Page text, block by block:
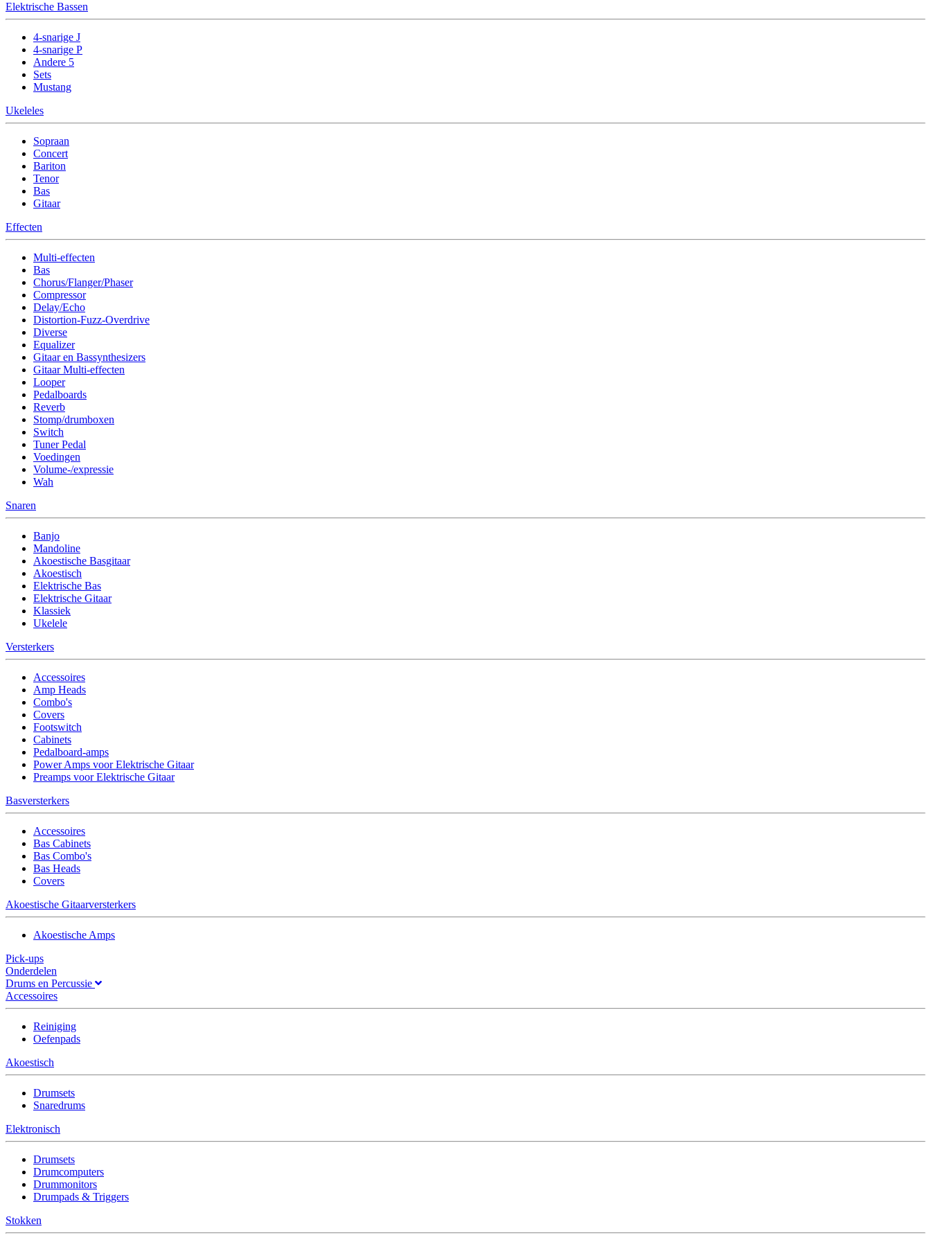
Elektrische Bassen
4-snarige J
4-snarige P
Andere 5
Sets
Mustang
Ukeleles
Sopraan
Concert
Bariton
Tenor
Bas
Gitaar
Effecten
Multi-effecten
Bas
Chorus/Flanger/Phaser
Compressor
Delay/Echo
Distortion-Fuzz-Overdrive
Diverse
Equalizer
Gitaar en Bassynthesizers
Gitaar Multi-effecten
Looper
Pedalboards
Reverb
Stomp/drumboxen
Switch
Tuner Pedal
Voedingen
Volume-/expressie
Wah
Snaren
Banjo
Mandoline
Akoestische Basgitaar
Akoestisch
Elektrische Bas
Elektrische Gitaar
Klassiek
Ukelele
Versterkers
Accessoires
Amp Heads
Combo's
Covers
Footswitch
Cabinets
Pedalboard-amps
Power Amps voor Elektrische Gitaar
Preamps voor Elektrische Gitaar
Basversterkers
Accessoires
Bas Cabinets
Bas Combo's
Bas Heads
Covers
Akoestische Gitaarversterkers
Akoestische Amps
Pick-ups
Onderdelen
Drums en Percussie
Accessoires
Reiniging
Oefenpads
Akoestisch
Drumsets
Snaredrums
Elektronisch
Drumsets
Drumcomputers
Drummonitors
Drumpads & Triggers
Stokken